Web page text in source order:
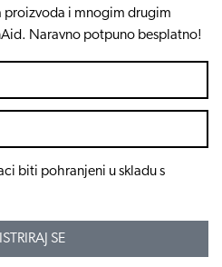
i mnogim drugim
Naravno potpuno besplatno!
biti pohranjeni u skladu s
SE